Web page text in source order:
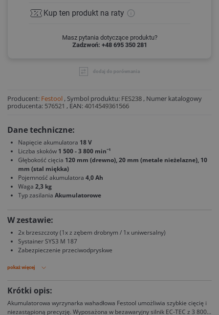
Kup ten produkt na raty
Masz pytania dotyczące produktu?
Zadzwoń: +48 695 350 281
dodaj do porównania
Producent: Festool , Symbol produktu: FES238 , Numer katalogowy
producenta: 576521 , EAN:4014549361566
Dane techniczne:
Napięcie akumulatora 18 V
Liczba skoków 1 500 - 3 800 min⁻¹
Głębokość cięcia 120 mm (drewno), 20 mm (metale nieżelazne), 10
mm (stal miękka)
Pojemność akumulatora 4,0 Ah
Waga 2,3 kg
Typ zasilania Akumulatorowe
W zestawie:
2x brzeszczoty (1x z zębem drobnym / 1x uniwersalny)
Systainer SYS3 M 187
Zabezpieczenie przeciwodpryskwe
pokaż więcej
Krótki opis:
Akumulatorowa wyrzynarka wahadłowa Festool umożliwia szybkie cięcię i
niezastąpioną precyzję. Wyposażona w bezawaryjny silnik EC-TEC z 3 800